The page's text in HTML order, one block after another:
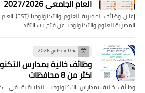
العام الجامعي 2027/2026
المصرية للعلوم والتكنولوجيا عن فتح باب التقد…
04 أغسطس 2026
وظائف خالية بمدارس
اكثر من 8 محافظات